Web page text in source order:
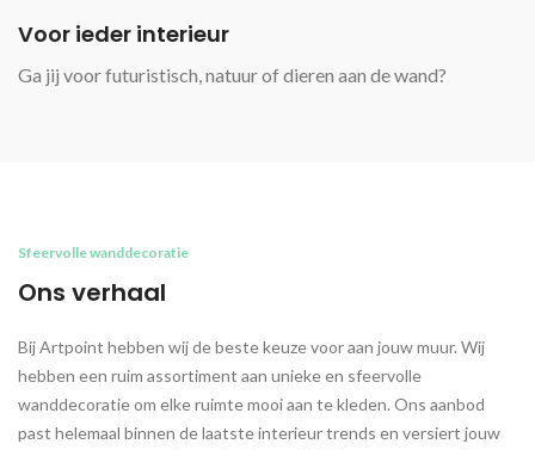
Voor ieder interieur
Ga jij voor futuristisch, natuur of dieren aan de wand?
Sfeervolle wanddecoratie
Ons verhaal
Bij Artpoint hebben wij de beste keuze voor aan jouw muur. Wij
hebben een ruim assortiment aan unieke en sfeervolle
wanddecoratie om elke ruimte mooi aan te kleden. Ons aanbod
past helemaal binnen de laatste interieur trends en versiert jouw